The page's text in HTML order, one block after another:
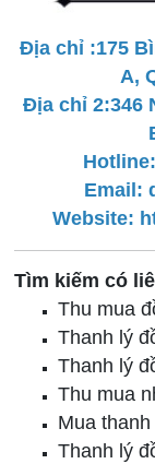
Địa chỉ :175
A,
Địa chỉ 2:346
Hotline:
Email:
Website:
Tìm kiếm có
Thu mua
Thanh lý
Thanh lý
Thu mua
Mua
Thanh lý